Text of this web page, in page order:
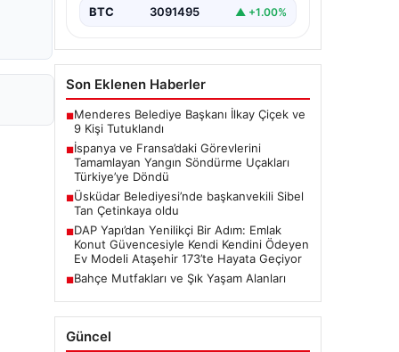
BTC 3091495 ▲ +1.00%
Son Eklenen Haberler
■Menderes Belediye Başkanı İlkay Çiçek ve
9 Kişi Tutuklandı
■İspanya ve Fransa’daki Görevlerini
Tamamlayan Yangın Söndürme Uçakları
Türkiye’ye Döndü
■Üsküdar Belediyesi’nde başkanvekili Sibel
Tan Çetinkaya oldu
■DAP Yapı’dan Yenilikçi Bir Adım: Emlak
Konut Güvencesiyle Kendi Kendini Ödeyen
Ev Modeli Ataşehir 173’te Hayata Geçiyor
■Bahçe Mutfakları ve Şık Yaşam Alanları
Güncel